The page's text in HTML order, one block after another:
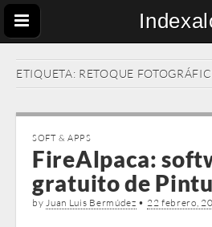
ETIQUETA: RETOQUE
SOFT & APPS
FireAlpaca:
gratuito de
byJuan Luis Bermúdez • 22 febrero,